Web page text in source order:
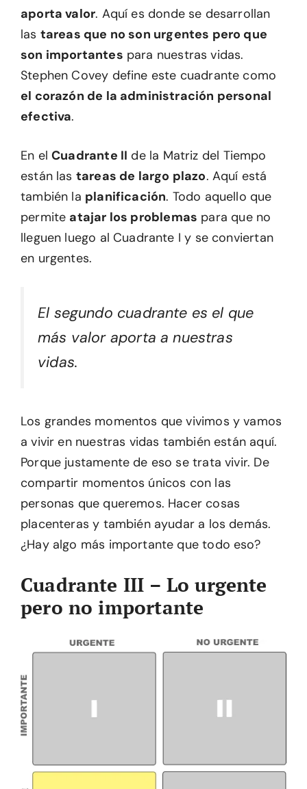
aporta valor. Aquí es donde se desarrollan
las tareas que no son urgentes pero que
son importantes para nuestras vidas.
Stephen Covey define este cuadrante como
el corazón de la administración personal
efectiva.
En elCuadrante II de la Matriz del Tiempo
están las tareas de largo plazo. Aquí está
también la planificación. Todo aquello que
permite atajar los problemas para que no
lleguen luego al Cuadrante I y se conviertan
en urgentes.
El segundo cuadrante es el que
más valor aporta a nuestras
vidas.
Los grandes momentos que vivimos y vamos
a vivir en nuestras vidas también están aquí.
Porque justamente de eso se trata vivir. De
compartir momentos únicos con las
personas que queremos. Hacer cosas
placenteras y también ayudar a los demás.
¿Hay algo más importante que todo eso?
Cuadrante III – Lo urgente
pero no importante